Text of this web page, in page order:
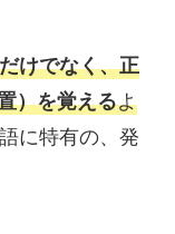
けでなく、正
）を覚えるよ
に特有の、発